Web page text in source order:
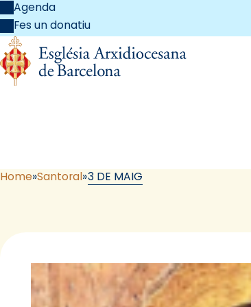
Agenda
Fes un donatiu
Home Santoral 3 DE MAIG